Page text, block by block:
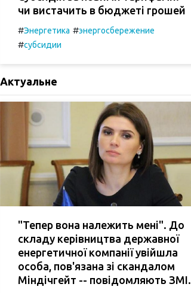
чи вистачить в бюджеті грошей
#Энергетика #энергосбережение
#субсидии
Актуальне
"Тепер вона належить мені". До
складу керівництва державної
енергетичної компанії увійшла
особа, пов'язана зі скандалом
Міндічгейт -- повідомляють ЗМІ.